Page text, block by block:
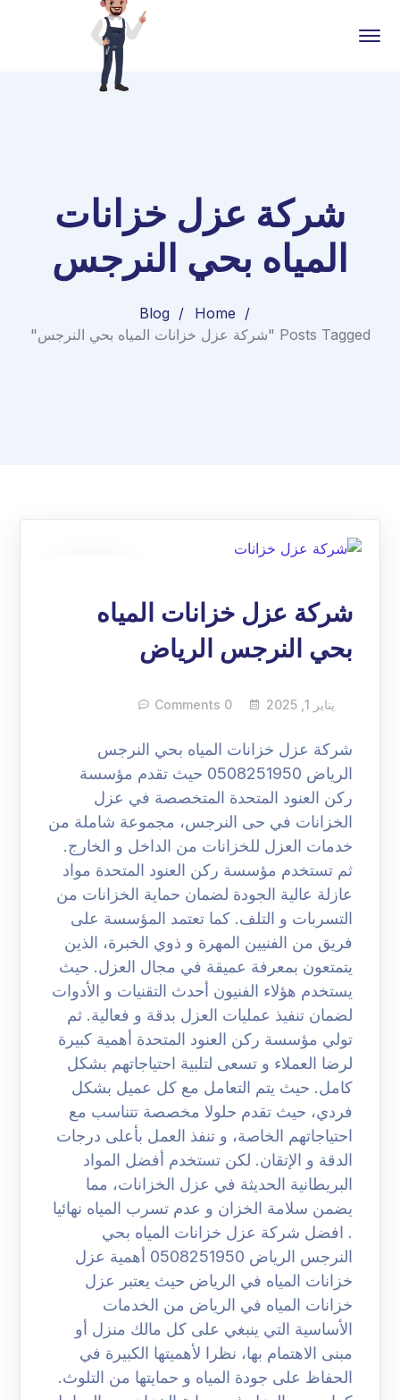
شركة عزل خزانات
المياه بحي النرجس
Home
Blog
Posts Tagged "شركة عزل خزانات المياه بحي النرجس"
شركة عزل خزانات المياه
بحي النرجس الرياض
يناير 1, 2025 0 Comments
شركة عزل خزانات المياه بحي النرجس
الرياض 0508251950 حيث تقدم مؤسسة
ركن العنود المتحدة المتخصصة في عزل
الخزانات في حى النرجس، مجموعة شاملة من
خدمات العزل للخزانات من الداخل و الخارج.
ثم تستخدم مؤسسة ركن العنود المتحدة مواد
عازلة عالية الجودة لضمان حماية الخزانات من
التسربات و التلف. كما تعتمد المؤسسة على
فريق من الفنيين المهرة و ذوي الخبرة، الذين
يتمتعون بمعرفة عميقة في مجال العزل. حيث
يستخدم هؤلاء الفنيون أحدث التقنيات و الأدوات
لضمان تنفيذ عمليات العزل بدقة و فعالية. ثم
تولي مؤسسة ركن العنود المتحدة أهمية كبيرة
لرضا العملاء و تسعى لتلبية احتياجاتهم بشكل
كامل. حيث يتم التعامل مع كل عميل بشكل
فردي، حيث تقدم حلولا مخصصة تتناسب مع
احتياجاتهم الخاصة، و تنفذ العمل بأعلى درجات
الدقة و الإتقان. لكن تستخدم أفضل المواد
البريطانية الحديثة في عزل الخزانات، مما
يضمن سلامة الخزان و عدم تسرب المياه نهائيا
. افضل شركة عزل خزانات المياه بحي
النرجس الرياض 0508251950 أهمية عزل
خزانات المياه في الرياض حيث يعتبر عزل
خزانات المياه في الرياض من الخدمات
الأساسية التي ينبغي على كل مالك منزل أو
مبنى الاهتمام بها، نظرا لأهميتها الكبيرة في
الحفاظ على جودة المياه و حمايتها من التلوث.